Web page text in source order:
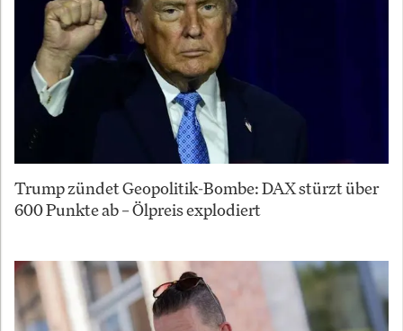
Trump zündet Geopolitik-Bombe: DAX stürzt über
600 Punkte ab – Ölpreis explodiert